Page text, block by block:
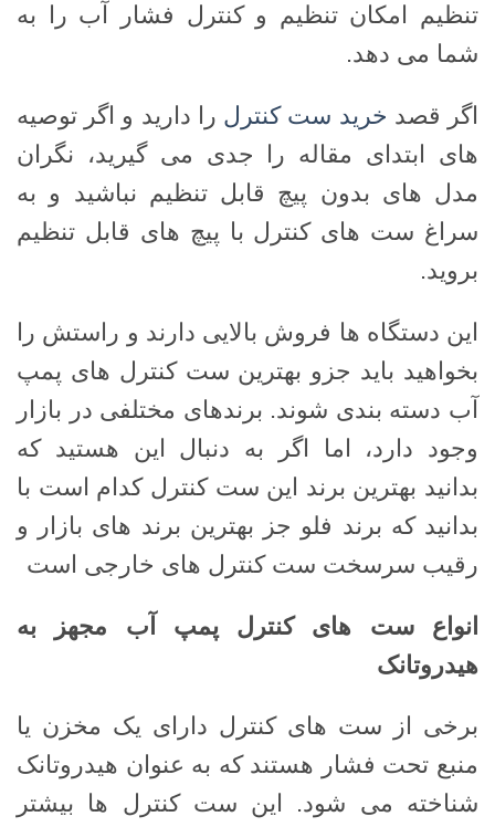
تنظیم امکان تنظیم و کنترل فشار آب را به
شما می دهد.
اگر قصد خرید ست کنترل را دارید و اگر توصیه
های ابتدای مقاله را جدی می گیرید، نگران
مدل های بدون پیچ قابل تنظیم نباشید و به
سراغ ست های کنترل با پیچ های قابل تنظیم
بروید.
این دستگاه ها فروش بالایی دارند و راستش را
بخواهید باید جزو بهترین ست کنترل های پمپ
آب دسته بندی شوند. برندهای مختلفی در بازار
وجود دارد، اما اگر به دنبال این هستید که
بدانید بهترین برند این ست کنترل کدام است با
بدانید که برند فلو جز بهترین برند های بازار و
رقیب سرسخت ست کنترل های خارجی است
انواع ست های کنترل پمپ آب مجهز به
هیدروتانک
برخی از ست های کنترل دارای یک مخزن یا
منبع تحت فشار هستند که به عنوان هیدروتانک
شناخته می شود. این ست کنترل ها بیشتر